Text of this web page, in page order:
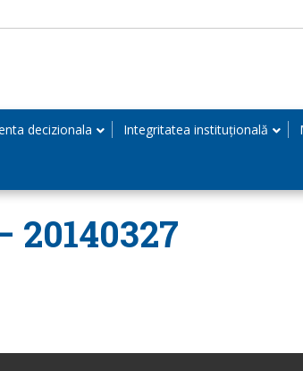
decizionala Integritatea instituțională
20140327